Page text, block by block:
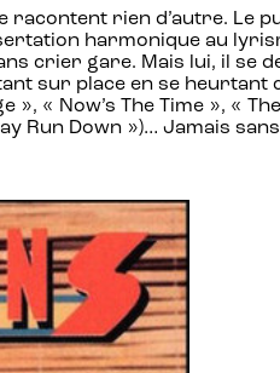
rien d’autre. Le
harmonique au
crier gare. Mais lui, il se
sur place en se heurtant
« Now’s The Time », «
Run Down »)… Jamais